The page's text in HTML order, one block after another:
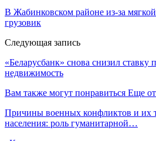
В Жабинковском районе из-за
грузовик
Следующая запись
«Беларусбанк» снова снизил ставку
недвижимость
Вам также могут понравиться Еще от
Причины военных конфликтов и их
населения: роль гуманитарной…